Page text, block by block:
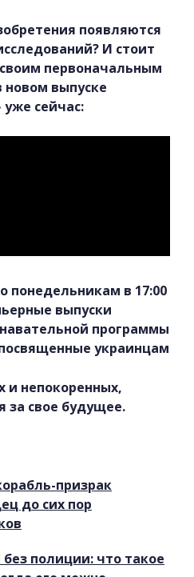
появляются
И стоит
первоначальным
выпуске
сейчас:
понедельникам в 17:00
выпуски
программы
украинцам
и непокоренных,
за свое будущее.
призрак
до сих пор
полиции: что такое